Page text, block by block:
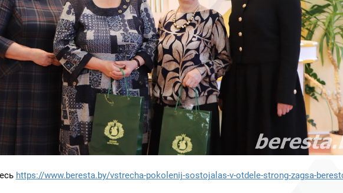
https://www.beresta.by/vstrecha-pokolenij-sostojalas-v-otdele-strong-zagsa-